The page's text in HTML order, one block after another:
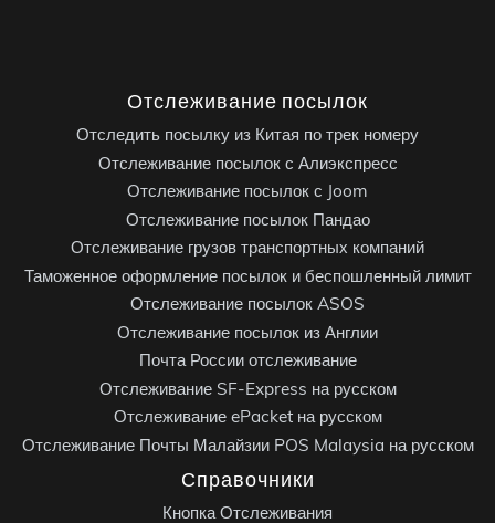
Отслеживание посылок
Отследить посылку из Китая по трек номеру
Отслеживание посылок с Алиэкспресс
Отслеживание посылок с Joom
Отслеживание посылок Пандао
Отслеживание грузов транспортных компаний
Таможенное оформление посылок и беспошленный лимит
Отслеживание посылок ASOS
Отслеживание посылок из Англии
Почта России отслеживание
Отслеживание SF-Express на русском
Отслеживание ePacket на русском
Отслеживание Почты Малайзии POS Malaysia на русском
Справочники
Кнопка Отслеживания